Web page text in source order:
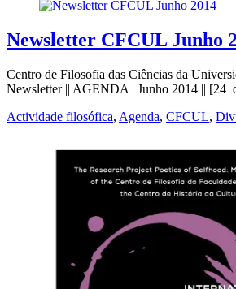
Newsletter CFCUL Junho
Centro de Filosofia das Ciências da
Newsletter || AGENDA | Junho 2014 || [24
Actividade filosófica, Agenda, CFCUL,